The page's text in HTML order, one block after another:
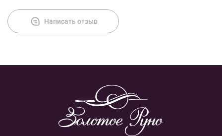
Написать отзыв